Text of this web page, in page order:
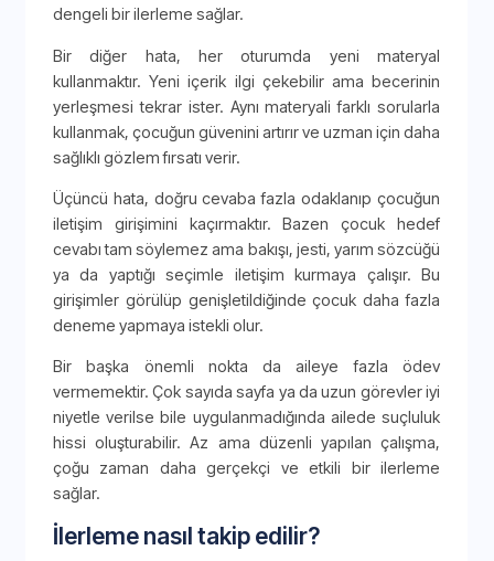
dengeli bir ilerleme sağlar.
Bir diğer hata, her oturumda yeni materyal
kullanmaktır. Yeni içerik ilgi çekebilir ama becerinin
yerleşmesi tekrar ister. Aynı materyali farklı sorularla
kullanmak, çocuğun güvenini artırır ve uzman için daha
sağlıklı gözlem fırsatı verir.
Üçüncü hata, doğru cevaba fazla odaklanıp çocuğun
iletişim girişimini kaçırmaktır. Bazen çocuk hedef
cevabı tam söylemez ama bakışı, jesti, yarım sözcüğü
ya da yaptığı seçimle iletişim kurmaya çalışır. Bu
girişimler görülüp genişletildiğinde çocuk daha fazla
deneme yapmaya istekli olur.
Bir başka önemli nokta da aileye fazla ödev
vermemektir. Çok sayıda sayfa ya da uzun görevler iyi
niyetle verilse bile uygulanmadığında ailede suçluluk
hissi oluşturabilir. Az ama düzenli yapılan çalışma,
çoğu zaman daha gerçekçi ve etkili bir ilerleme
sağlar.
İlerleme nasıl takip edilir?